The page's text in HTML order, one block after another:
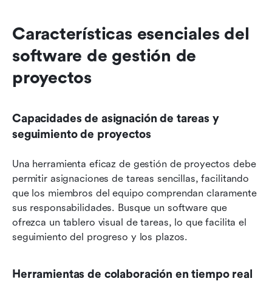
Características esenciales del
software de gestión de
proyectos
Capacidades de asignación de tareas y
seguimiento de proyectos
Una herramienta eficaz de gestión de proyectos debe
permitir asignaciones de tareas sencillas, facilitando
que los miembros del equipo comprendan claramente
sus responsabilidades. Busque un software que
ofrezca un tablero visual de tareas, lo que facilita el
seguimiento del progreso y los plazos.
Herramientas de colaboración en tiempo real